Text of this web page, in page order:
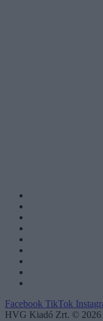
Facebook TikTok
HVG Kiadó Zrt. © 2026